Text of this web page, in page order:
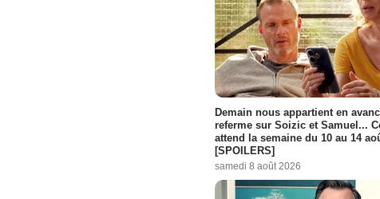
Demain nous appartient en
referme sur Soizic et Samuel...
attend la semaine du 10 au 14
[SPOILERS]
samedi 8 août 2026